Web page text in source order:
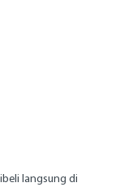
langsung di